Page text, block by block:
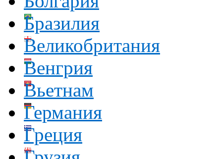
Бразилия
Великобритания
Венгрия
Вьетнам
Германия
Греция